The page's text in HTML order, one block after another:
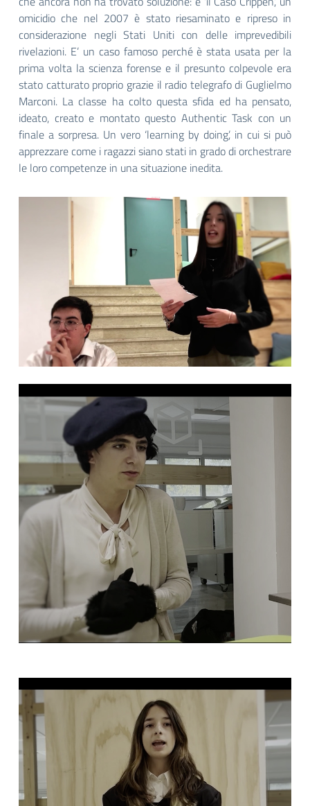
omicidio che nel 2007 è stato riesaminato e ripreso in
considerazione negli Stati Uniti con delle imprevedibili
rivelazioni. E’ un caso famoso perché è stata usata per la
prima volta la scienza forense e il presunto colpevole era
stato catturato proprio grazie il radio telegrafo di Guglielmo
Marconi. La classe ha colto questa sfida ed ha pensato,
ideato, creato e montato questo Authentic Task con un
finale a sorpresa. Un vero ‘learning by doing’, in cui si può
apprezzare come i ragazzi siano stati in grado di orchestrare
le loro competenze in una situazione inedita.